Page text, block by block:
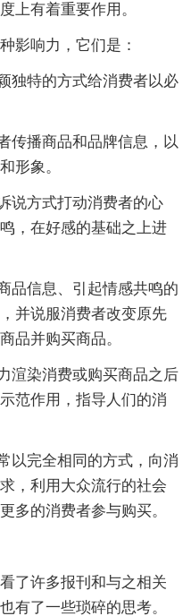
上有着重要作用。
影响力，它们是：
独特的方式给消费者以必
传播商品和品牌信息，以
形象。
说方式打动消费者的心
，在好感的基础之上进
品信息、引起情感共鸣的
并说服消费者改变原先
品并购买商品。
渲染消费或购买商品之后
范作用，指导人们的消
以完全相同的方式，向消
，利用大众流行的社会
多的消费者参与购买。
了许多报刊和与之相关
有了一些琐碎的思考。